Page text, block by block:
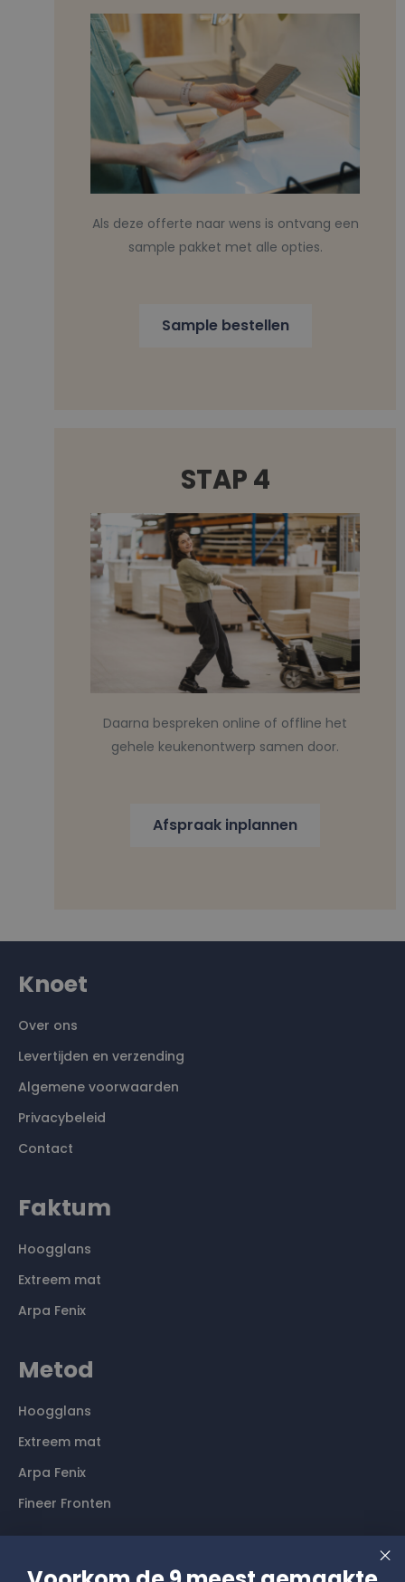
Als deze offerte naar wens is ontvang een
sample pakket met alle opties.
Sample bestellen
STAP 4
Daarna bespreken online of offline het
gehele keukenontwerp samen door.
Afspraak inplannen
Knoet
Over ons
Levertijden en verzending
Algemene voorwaarden
Privacybeleid
Contact
Faktum
Hoogglans
Extreem mat
Arpa Fenix
Metod
Hoogglans
Extreem mat
Arpa Fenix
Fineer Fronten
Contact